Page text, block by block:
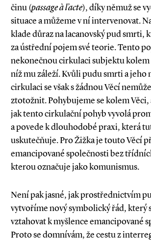
činu (passage à l’acte), díky němuž se
situace a můžeme v ní intervenovat.
klade důraz na lacanovský pud smrti,
za ústřední pojem své teorie. Tento
nekonečnou cirkulaci subjektu kolem
níž mu záleží. Kvůli pudu smrti a jeho
cirkulaci se však s žádnou Věcí
ztotožnit. Pohybujeme se kolem Věci,
jak tento cirkulační pohyb vyvolá
a povede k dlouhodobé praxi, která
uskutečňuje. Pro Žižka je touto Věcí
emancipované společnosti bez
kterou označuje jako komunismus.
Není pak jasné, jak prostřednictvím
vytvoříme nový symbolický řád, který
vztahovat k myšlence emancipované
Proto se domnívám, že cestu z